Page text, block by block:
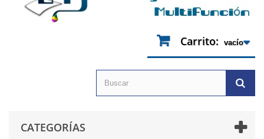
Carrito: vacío
CATEGORÍAS